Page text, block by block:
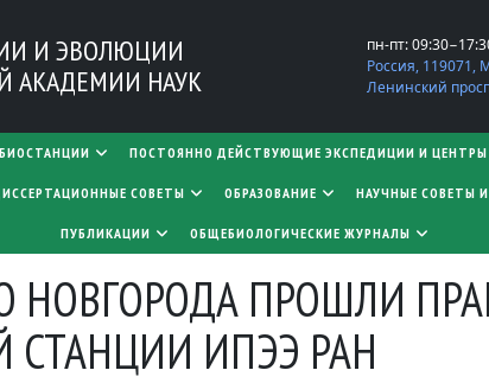
И ЭВОЛЮЦИИ
АКАДЕМИИ НАУК
пн-пт:
Россия, 119071,
Ленинский
БИОСТАНЦИИ ПОСТОЯННО ДЕЙСТВУЮЩИЕ ЭКСПЕДИЦИИ И ЦЕНТРЫ
СОВЕТЫ ОБРАЗОВАНИЕ НАУЧНЫЕ СОВЕТЫ
ПУБЛИКАЦИИ ОБЩЕБИОЛОГИЧЕСКИЕ ЖУРНАЛЫ
НОВГОРОДА ПРОШЛИ
СТАНЦИИ ИПЭЭ РАН